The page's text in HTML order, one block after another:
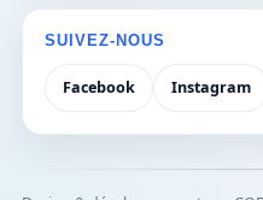
SUIVEZ-NOUS
Facebook Instagram